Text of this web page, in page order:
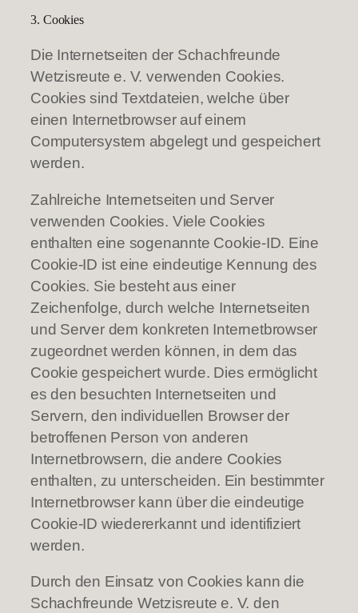
3. Cookies
Die Internetseiten der Schachfreunde
Wetzisreute e. V. verwenden Cookies.
Cookies sind Textdateien, welche über
einen Internetbrowser auf einem
Computersystem abgelegt und gespeichert
werden.
Zahlreiche Internetseiten und Server
verwenden Cookies. Viele Cookies
enthalten eine sogenannte Cookie-ID. Eine
Cookie-ID ist eine eindeutige Kennung des
Cookies. Sie besteht aus einer
Zeichenfolge, durch welche Internetseiten
und Server dem konkreten Internetbrowser
zugeordnet werden können, in dem das
Cookie gespeichert wurde. Dies ermöglicht
es den besuchten Internetseiten und
Servern, den individuellen Browser der
betroffenen Person von anderen
Internetbrowsern, die andere Cookies
enthalten, zu unterscheiden. Ein bestimmter
Internetbrowser kann über die eindeutige
Cookie-ID wiedererkannt und identifiziert
werden.
Durch den Einsatz von Cookies kann die
Schachfreunde Wetzisreute e. V. den